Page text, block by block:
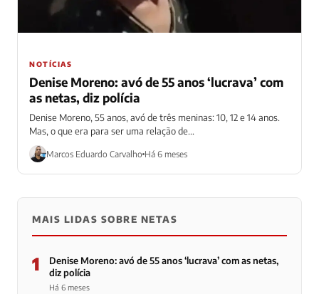
NOTÍCIAS
Denise Moreno: avó de 55 anos ‘lucrava’ com
as netas, diz polícia
Denise Moreno, 55 anos, avó de três meninas: 10, 12 e 14 anos.
Mas, o que era para ser uma relação de...
Marcos Eduardo Carvalho Há 6 meses
MAIS LIDAS SOBRE NETAS
1
Denise Moreno: avó de 55 anos ‘lucrava’ com as netas,
diz polícia
Há 6 meses